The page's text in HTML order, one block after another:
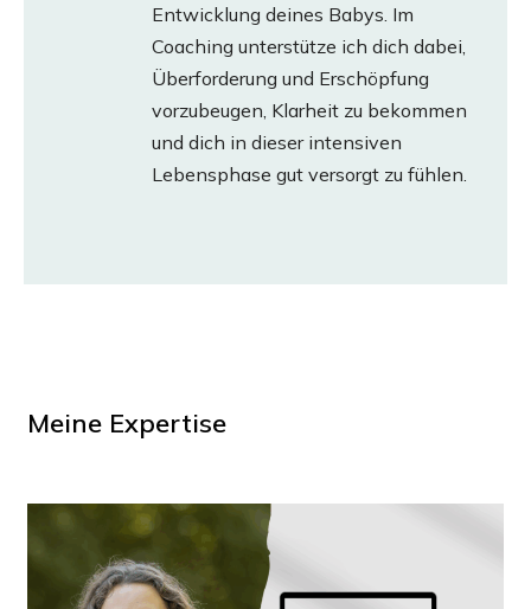
Entwicklung deines Babys. Im
Coaching unterstütze ich dich dabei,
Überforderung und Erschöpfung
vorzubeugen, Klarheit zu bekommen
und dich in dieser intensiven
Lebensphase gut versorgt zu fühlen.
Meine Expertise